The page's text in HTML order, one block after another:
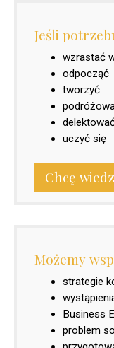
Jeśli
wzrastać
odpocząć
tworzyć
uczyć się
Chcę
Możemy
strategie
Business
problem